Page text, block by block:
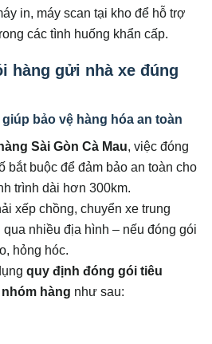
in, máy scan tại kho để hỗ trợ
các tình huống khẩn cấp.
hàng gửi nhà xe đúng
bảo vệ hàng hóa an toàn
Sài Gòn Cà Mau, việc đóng
bắt buộc để đảm bảo an toàn cho
trình dài hơn 300km.
xếp chồng, chuyển xe trung
nhiều địa hình – nếu đóng gói
hỏng hóc.
quy định đóng gói tiêu
hàng như sau: